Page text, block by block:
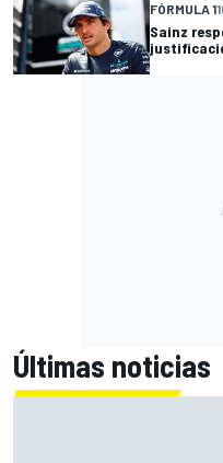
FÓRMULA 1
Sainz
Últimas noticias